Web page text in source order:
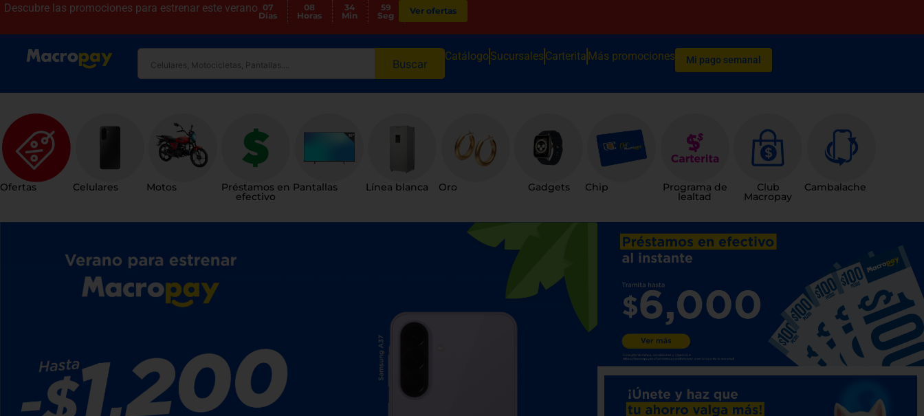
Descubre las promociones para estrenar este verano 07
Días
08
Horas
34
Min
57
Seg
Ver ofertas
Buscar
Catálogo Sucursales Carterita Más promociones Mi pago semanal
Ofertas Celulares Motos Préstamos en
efectivo
Pantallas Línea blanca Oro Gadgets Chip Programa de
lealtad
Club
Macropay
Cambalache